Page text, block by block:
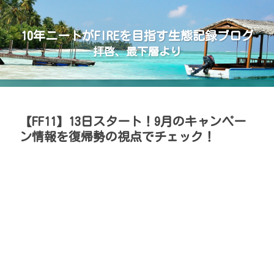
10年ニートがFIREを目指す生態記録ブログ
拝啓、最下層より
【FF11】13日スタート！9月のキャンペー
ン情報を復帰勢の視点でチェック！